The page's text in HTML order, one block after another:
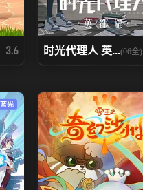
3.6 时光代理人 英...(06全)
蓝光